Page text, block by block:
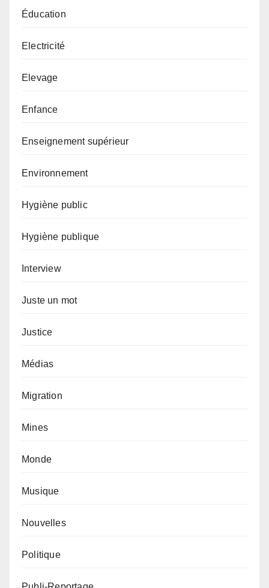
Éducation
Electricité
Elevage
Enfance
Enseignement supérieur
Environnement
Hygiène public
Hygiène publique
Interview
Juste un mot
Justice
Médias
Migration
Mines
Monde
Musique
Nouvelles
Politique